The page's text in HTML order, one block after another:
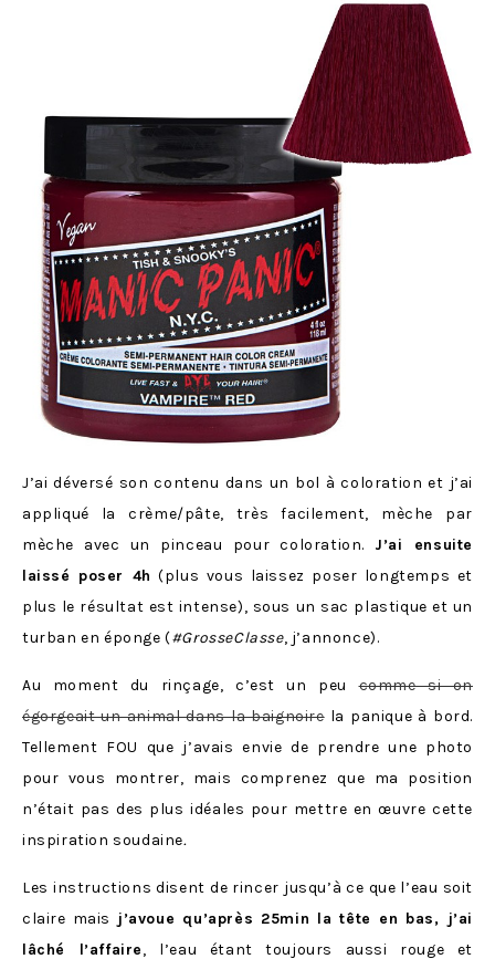
J’ai déversé son contenu dans un bol à coloration et j’ai
appliqué la crème/pâte, très facilement, mèche par
mèche avec un pinceau pour coloration. J’ai ensuite
laissé poser 4h (plus vous laissez poser longtemps et
plus le résultat est intense), sous un sac plastique et un
turban en éponge (#GrosseClasse, j’annonce).
Au moment du rinçage, c’est un peucomme si on
égorgeait un animal dans la baignoirela panique à bord.
Tellement FOU que j’avais envie de prendre une photo
pour vous montrer, mais comprenez que ma position
n’était pas des plus idéales pour mettre en œuvre cette
inspiration soudaine.
Les instructions disent de rincer jusqu’à ce que l’eau soit
claire mais j’avoue qu’après 25min la tête en bas, j’ai
lâché l’affaire, l’eau étant toujours aussi rouge et